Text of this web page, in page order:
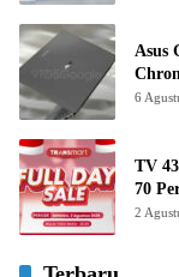
Asus
6
TV
70
2